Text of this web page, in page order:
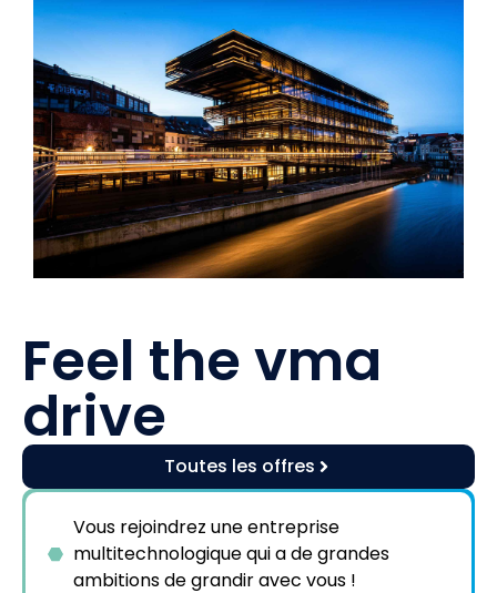
Feel the vma
drive
Toutes les offres
Vous rejoindrez une entreprise
multitechnologique qui a de grandes
ambitions de grandir avec vous !